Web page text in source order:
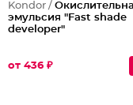
Kondor /
эмульсия "Fast shade
developer"
от 436 ₽